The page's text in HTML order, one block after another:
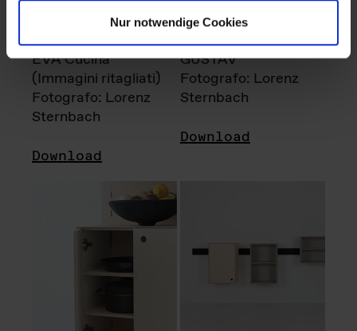
Nur notwendige Cookies
EVA Cucina
(Immagini ritagliati)
Fotografo: Lorenz
Sternbach
Download
GUSTAV
Fotografo: Lorenz
Sternbach
Download